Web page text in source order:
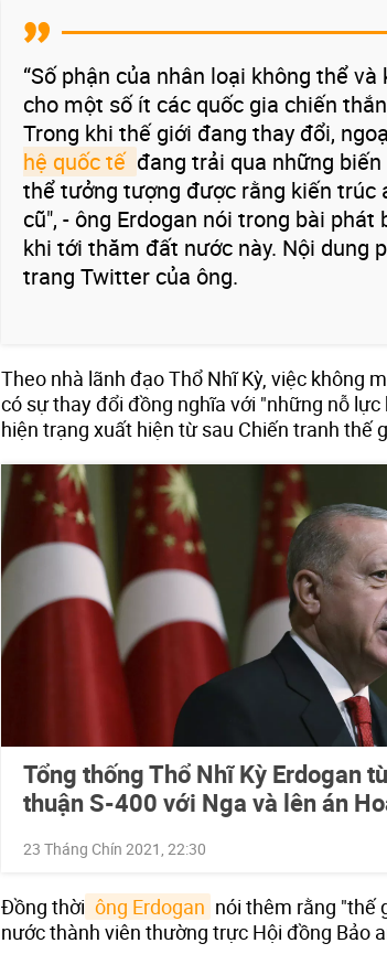
“Số phận của nhân loại không thể
cho một số ít các quốc gia chiến
Trong khi thế giới đang thay đổi,
hệ quốc tế đang trải qua những
thể tưởng tượng được rằng kiến trúc
cũ", - ông Erdogan nói trong bài
khi tới thăm đất nước này. Nội dung
trang Twitter của ông.
Theo nhà lãnh đạo Thổ Nhĩ Kỳ, việc không
có sự thay đổi đồng nghĩa với "những nỗ
hiện trạng xuất hiện từ sau Chiến tranh thế
Tổng thống Thổ Nhĩ Kỳ Erdogan
thuận S-400 với Nga và lên án
23 Tháng Chín 2021, 22:30
Đồng thời ông Erdogan nói thêm rằng "thế
nước thành viên thường trực Hội đồng Bảo